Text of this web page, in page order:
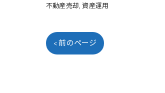
不動産売却 資産運用
< 前のページ